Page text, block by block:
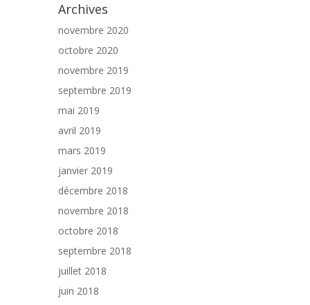
Archives
novembre 2020
octobre 2020
novembre 2019
septembre 2019
mai 2019
avril 2019
mars 2019
janvier 2019
décembre 2018
novembre 2018
octobre 2018
septembre 2018
juillet 2018
juin 2018